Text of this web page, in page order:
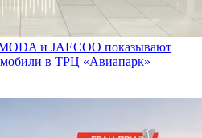
и JAECOO показывают
в ТРЦ «Авиапарк»